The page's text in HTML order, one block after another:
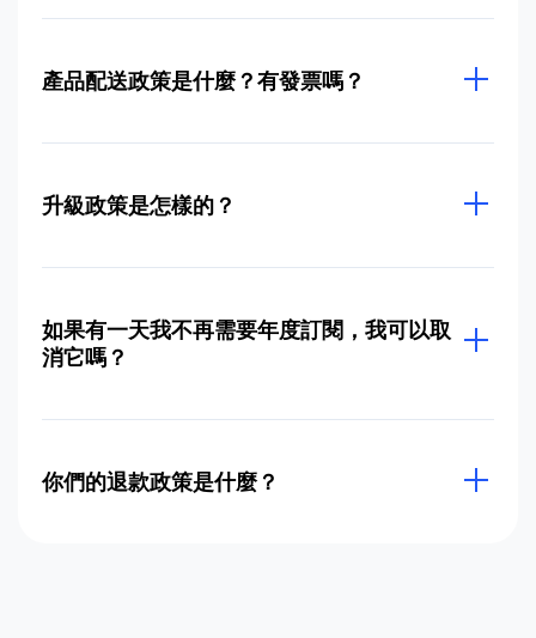
產品配送政策是什麼？有發票嗎？
升級政策是怎樣的？
如果有一天我不再需要年度訂閱，我可以取
消它嗎？
你們的退款政策是什麼？